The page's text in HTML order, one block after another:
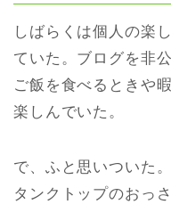
しばらくは個人の楽
ていた。ブログを非
ご飯を食べるときや
楽しんでいた。
で、ふと思いついた。
タンクトップのおっ